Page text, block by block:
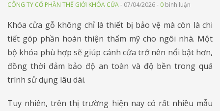
CÔNG TY CỔ PHẦN THẾ GIỚI KHÓA CỬA- 07/04/2026 - 0 bình luận
Khóa cửa gỗ không chỉ là thiết bị bảo vệ mà còn là chi
tiết góp phần hoàn thiện thẩm mỹ cho ngôi nhà. Một
bộ khóa phù hợp sẽ giúp cánh cửa trở nên nổi bật hơn,
đồng thời đảm bảo độ an toàn và độ bền trong quá
trình sử dụng lâu dài.
Tuy nhiên, trên thị trường hiện nay có rất nhiều mẫu